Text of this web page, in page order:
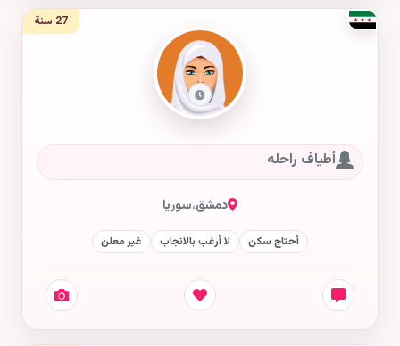
27 سنة
أطياف راحله
دمشق،سوريا
أحتاج سكن لا أرغب بالانجاب غير معلن